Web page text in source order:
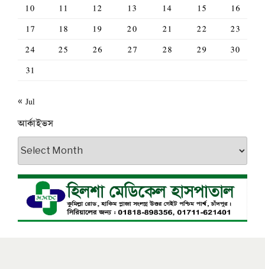
10
11 12 13 14 15
16
17
18 19 20 21 22
23
24
25 26 27 28 29
30
31
« Jul
আর্কাইভস
আর্কাইভস